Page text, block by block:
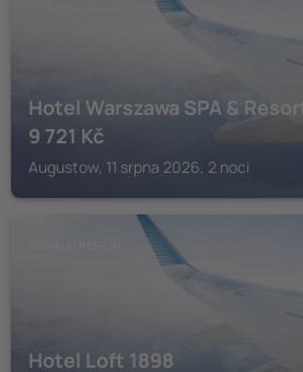
Hotel Warszawa SPA & Resort
9 721 Kč
Augustow, 11 srpna 2026, 2 noci
Hotel Loft 1898